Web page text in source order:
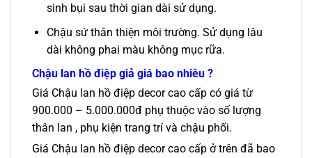
sinh bụi sau thời gian dài sử dụng.
Chậu sứ thân thiện môi trường. Sử dụng lâu
dài không phai màu không mục rữa.
Chậu lan hồ điệp giả giá bao nhiêu ?
Giá Chậu lan hồ điệp decor cao cấp có giá từ
900.000 – 5.000.000đ phụ thuộc vào số lượng
thân lan , phụ kiện trang trí và chậu phối.
Giá Chậu lan hồ điệp decor cao cấp ở trên đã bao